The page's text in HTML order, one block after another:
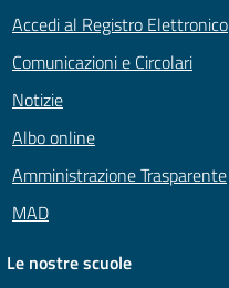
Accedi al Registro Elettronico
Comunicazioni e Circolari
Notizie
Albo online
Amministrazione Trasparente
MAD
Le nostre scuole